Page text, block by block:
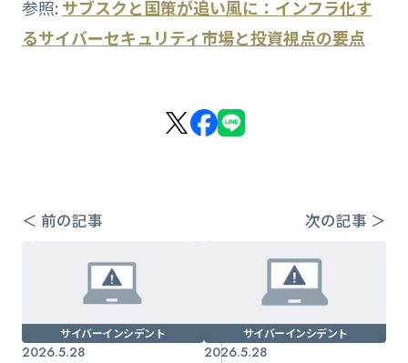
参照: サブスクと国策が追い風に：インフラ化す
るサイバーセキュリティ市場と投資視点の要点
＜ 前の記事 次の記事 ＞
サイバーインシデント
2026.5.28
サイバーインシデント
2026.5.28